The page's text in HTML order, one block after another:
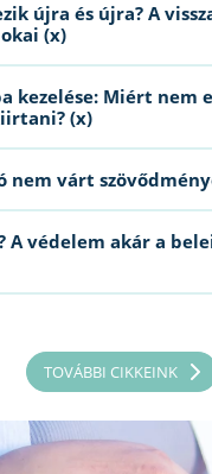
újra és újra? A
(x)
kezelése: Miért nem
(x)
nem várt
A védelem akár a
TOVÁBBI CIKKEINK